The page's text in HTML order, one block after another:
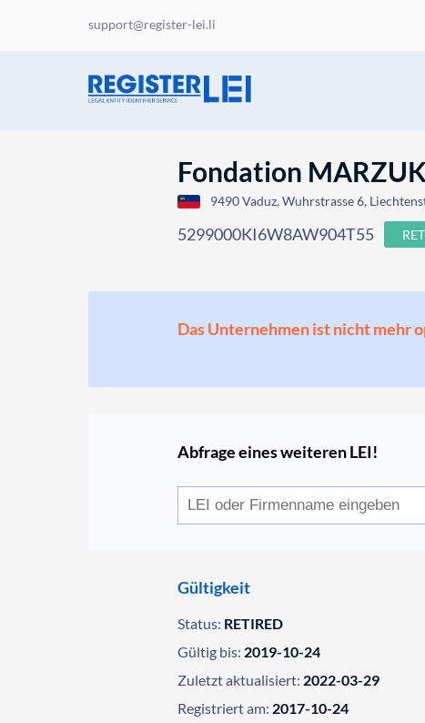
support@register-lei.li
Fondation
9490 Vaduz, Wuhrstrasse 6,
5299000KI6W8AW904T55
Das Unternehmen ist nicht mehr
Abfrage eines weiteren LEI!
Gültigkeit
Status: RETIRED
Gültig bis: 2019-10-24
Zuletzt aktualisiert: 2022-03-29
Registriert am: 2017-10-24